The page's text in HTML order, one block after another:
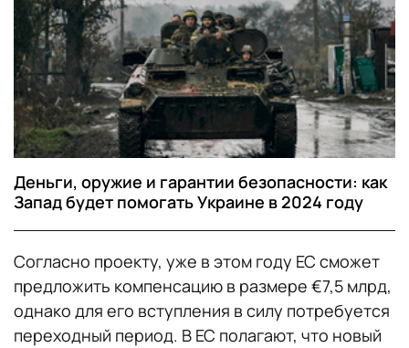
Деньги, оружие и гарантии безопасности: как
Запад будет помогать Украине в 2024 году
Согласно проекту, уже в этом году ЕС сможет
предложить компенсацию в размере €7,5 млрд,
однако для его вступления в силу потребуется
переходный период. В ЕС полагают, что новый